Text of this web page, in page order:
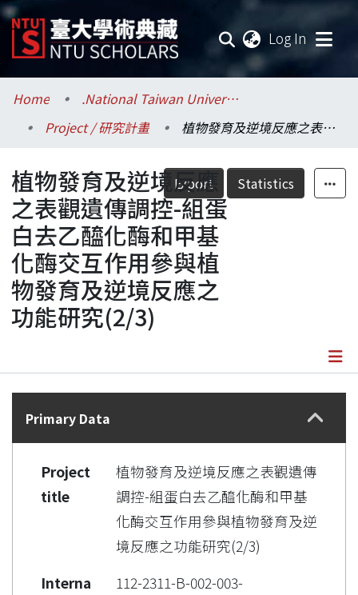
Log In
Communities & Collections
Research Outputs
Fundings & Projects
Researchers
Organizations
Statistics
Home
.National Taiwan University / 國立臺灣大學
Project / 研究計畫
植物發育及逆境反應之表觀遺傳調控-組蛋白去乙醯化酶和甲基化酶交互作用參與植物發育及逆境反應之功能研究(2/3)
Export Statistics
植物發育及逆境反應
之表觀遺傳調控-組蛋
白去乙醯化酶和甲基
化酶交互作用參與植
物發育及逆境反應之
功能研究(2/3)
Details
Primary Data
Project
title
植物發育及逆境反應之表觀遺傳
調控-組蛋白去乙醯化酶和甲基
化酶交互作用參與植物發育及逆
境反應之功能研究(2/3)
Interna
112-2311-B-002-003-